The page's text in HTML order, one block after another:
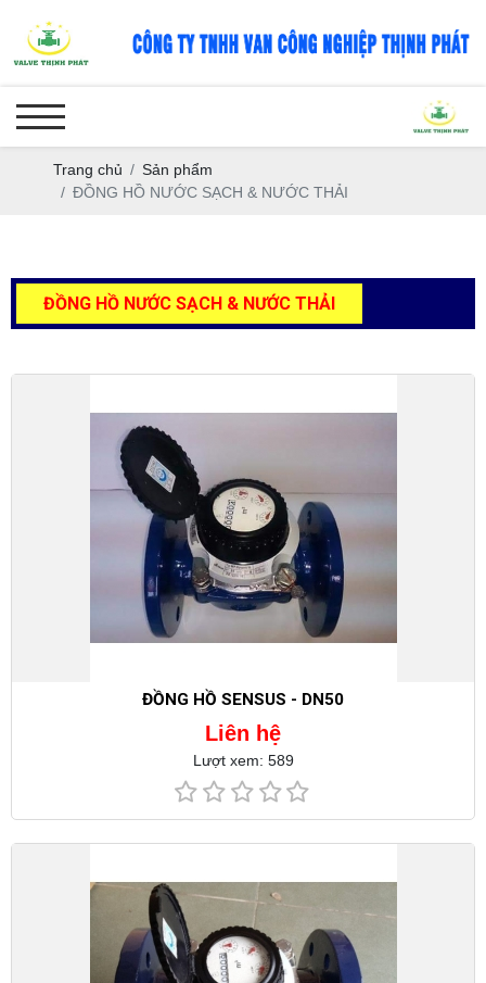
Trang chủ
Sản phẩm
ĐỒNG HỒ NƯỚC SẠCH & NƯỚC THẢI
ĐỒNG HỒ NƯỚC SẠCH & NƯỚC THẢI
ĐỒNG HỒ SENSUS - DN50
Liên hệ
Lượt xem: 589